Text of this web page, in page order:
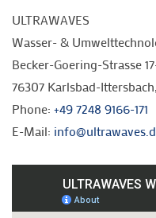
ULTRAWAVES
Wasser- &
Becker-Goering-Strasse
76307 Karlsbad-
Phone: +49 7248 9166-171
E-Mail: